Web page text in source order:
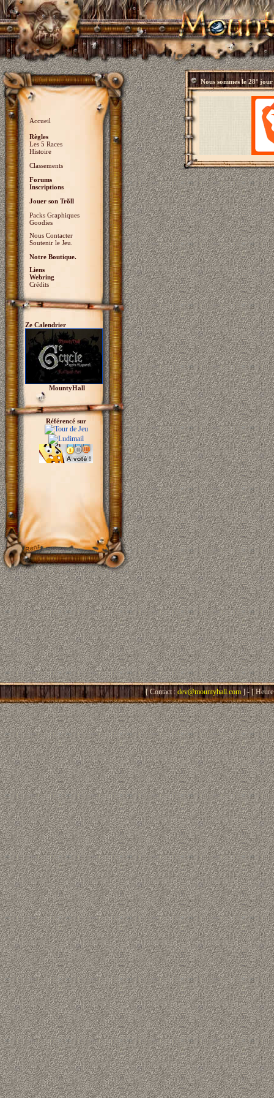
Accueil
Règles
Les 5 Races
Histoire
Classements
Forums
Inscriptions
Jouer son Trõll
Packs Graphiques
Goodies
Nous Contacter
Soutenir le Jeu.
Notre Boutique.
Liens
Webring
Crédits
Ze Calendrier
MountyHall
Référencé sur
Nous sommes le28° jour
[ Contact : dev@mountyhall.com] - [ Heure